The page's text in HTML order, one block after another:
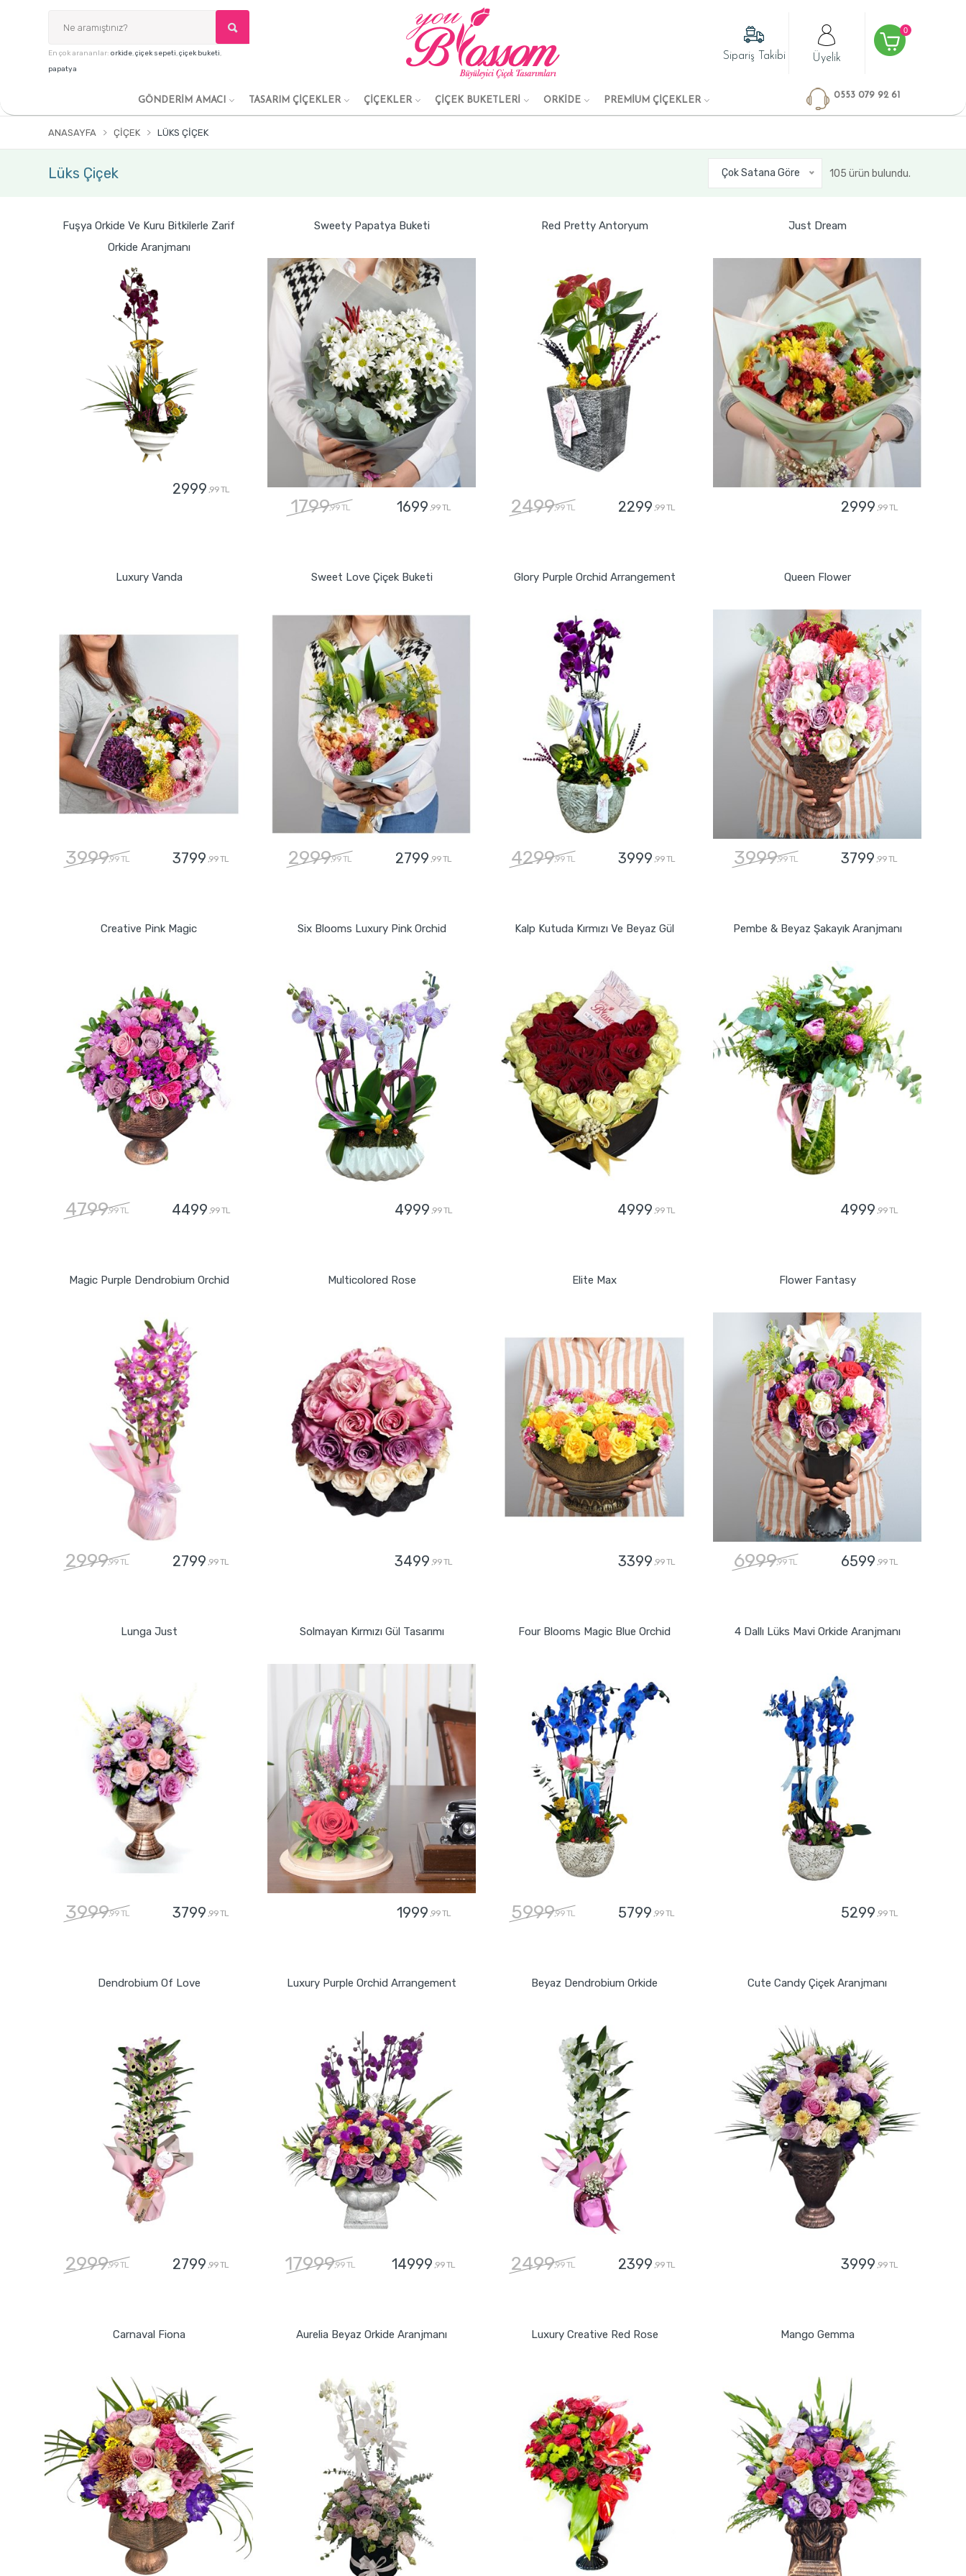
En çok arananlar: orkide,çiçek sepeti,çiçek buketi,
papatya
Sipariş Takibi Üyelik
0
GÖNDERİM AMACI TASARIM ÇİÇEKLER ÇİÇEKLER ÇİÇEK BUKETLERİ ORKİDE PREMİUM ÇİÇEKLER
0553 079 92 61
ANASAYFA ÇIÇEK LÜKS ÇIÇEK
Lüks Çiçek Çok Satana Göre 105 ürün bulundu.
Fuşya Orkide Ve Kuru Bitkilerle Zarif
Orkide Aranjmanı
2999 ,99 TL
Sweety Papatya Buketi
1799,99 TL 1699 ,99 TL
Red Pretty Antoryum
2499,99 TL 2299 ,99 TL
Just Dream
2999 ,99 TL
Luxury Vanda
3999,99 TL 3799 ,99 TL
Sweet Love Çiçek Buketi
2999,99 TL 2799 ,99 TL
Glory Purple Orchid Arrangement
4299,99 TL 3999 ,99 TL
Queen Flower
3999,99 TL 3799 ,99 TL
Creative Pink Magic
4799,99 TL 4499 ,99 TL
Six Blooms Luxury Pink Orchid
4999 ,99 TL
Kalp Kutuda Kırmızı Ve Beyaz Gül
4999 ,99 TL
Pembe & Beyaz Şakayık Aranjmanı
4999 ,99 TL
Magic Purple Dendrobium Orchid
2999,99 TL 2799 ,99 TL
Multicolored Rose
3499 ,99 TL
Elite Max
3399 ,99 TL
Flower Fantasy
6999,99 TL 6599 ,99 TL
Lunga Just
3999,99 TL 3799 ,99 TL
Solmayan Kırmızı Gül Tasarımı
1999 ,99 TL
Four Blooms Magic Blue Orchid
5999,99 TL 5799 ,99 TL
4 Dallı Lüks Mavi Orkide Aranjmanı
5299 ,99 TL
Dendrobium Of Love
2999,99 TL 2799 ,99 TL
Luxury Purple Orchid Arrangement
17999,99 TL 14999 ,99 TL
Beyaz Dendrobium Orkide
2499,99 TL 2399 ,99 TL
Cute Candy Çiçek Aranjmanı
3999 ,99 TL
Carnaval Fiona Aurelia Beyaz Orkide Aranjmanı Luxury Creative Red Rose Mango Gemma